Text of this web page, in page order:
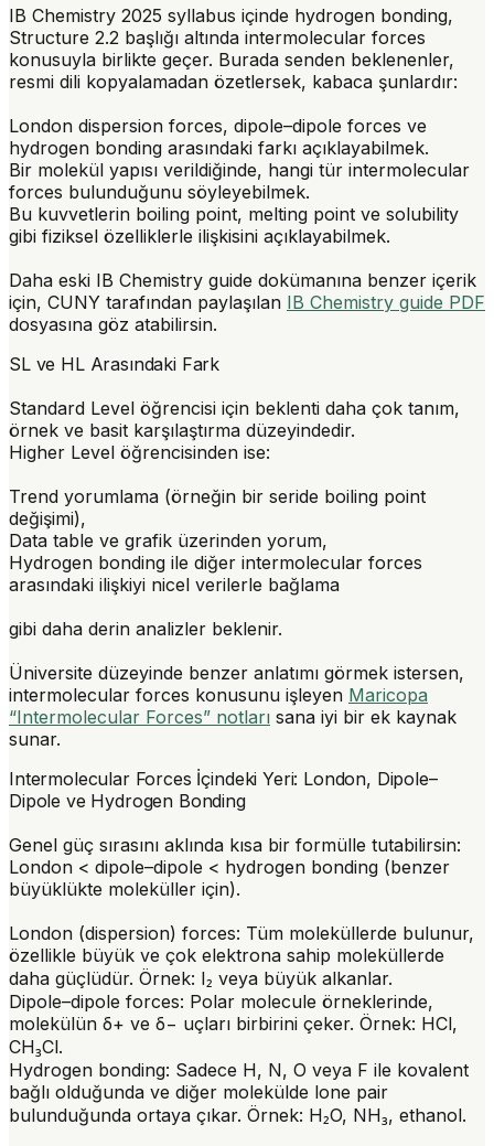
IB Chemistry 2025 syllabus içinde hydrogen bonding,
Structure 2.2 başlığı altında intermolecular forces
konusuyla birlikte geçer. Burada senden beklenenler,
resmi dili kopyalamadan özetlersek, kabaca şunlardır:
London dispersion forces, dipole–dipole forces ve
hydrogen bonding arasındaki farkı açıklayabilmek.
Bir molekül yapısı verildiğinde, hangi tür intermolecular
forces bulunduğunu söyleyebilmek.
Bu kuvvetlerin boiling point, melting point ve solubility
gibi fiziksel özelliklerle ilişkisini açıklayabilmek.
Daha eski IB Chemistry guide dokümanına benzer içerik
için, CUNY tarafından paylaşılan IB Chemistry guide PDF
dosyasına göz atabilirsin.
SL ve HL Arasındaki Fark
Standard Level öğrencisi için beklenti daha çok tanım,
örnek ve basit karşılaştırma düzeyindedir.
Higher Level öğrencisinden ise:
Trend yorumlama (örneğin bir seride boiling point
değişimi),
Data table ve grafik üzerinden yorum,
Hydrogen bonding ile diğer intermolecular forces
arasındaki ilişkiyi nicel verilerle bağlama
gibi daha derin analizler beklenir.
Üniversite düzeyinde benzer anlatımı görmek istersen,
intermolecular forces konusunu işleyen Maricopa
“Intermolecular Forces” notları sana iyi bir ek kaynak
sunar.
Intermolecular Forces İçindeki Yeri: London, Dipole–
Dipole ve Hydrogen Bonding
Genel güç sırasını aklında kısa bir formülle tutabilirsin:
London < dipole–dipole < hydrogen bonding (benzer
büyüklükte moleküller için).
London (dispersion) forces: Tüm moleküllerde bulunur,
özellikle büyük ve çok elektrona sahip moleküllerde
daha güçlüdür. Örnek: I₂ veya büyük alkanlar.
Dipole–dipole forces: Polar molecule örneklerinde,
molekülün δ+ ve δ− uçları birbirini çeker. Örnek: HCl,
CH₃Cl.
Hydrogen bonding: Sadece H, N, O veya F ile kovalent
bağlı olduğunda ve diğer molekülde lone pair
bulunduğunda ortaya çıkar. Örnek: H₂O, NH₃, ethanol.